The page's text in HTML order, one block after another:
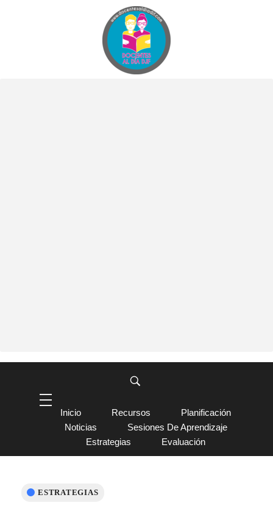
Inicio Recursos
Planificación
Noticias
Sesiones De Aprendizaje
Estrategias
Evaluación
ESTRATEGIAS